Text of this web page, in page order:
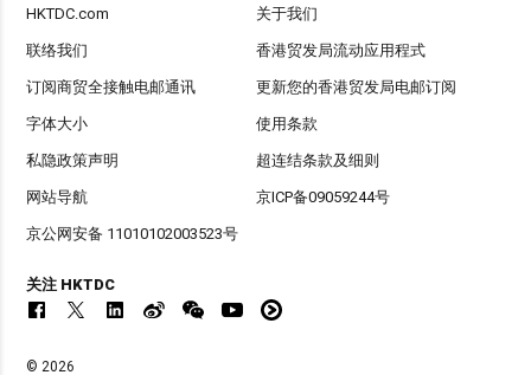
HKTDC.com 关于我们
联络我们 香港贸发局流动应用程式
订阅商贸全接触电邮通讯 更新您的香港贸发局电邮订阅
字体大小 使用条款
私隐政策声明 超连结条款及细则
网站导航 京ICP备09059244号
京公网安备 11010102003523号
关注 HKTDC
© 2026